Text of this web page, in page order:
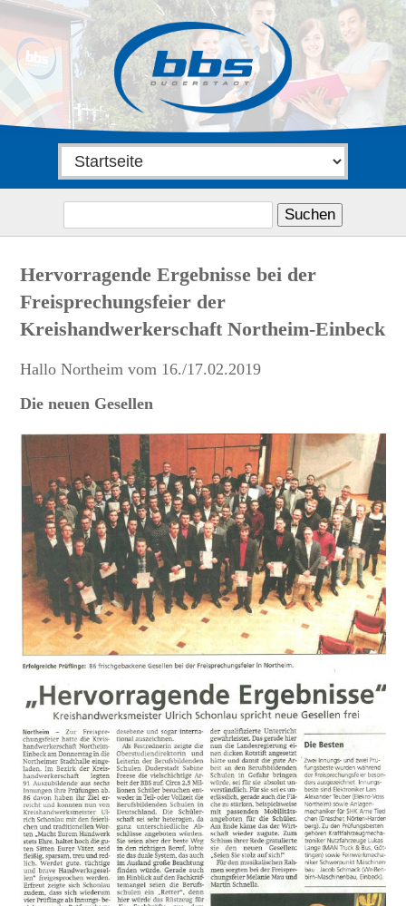
Suchen
Hervorragende Ergebnisse bei der
Freisprechungsfeier der
Kreishandwerkerschaft Northeim-Einbeck
Hallo Northeim vom 16./17.02.2019
Die neuen Gesellen